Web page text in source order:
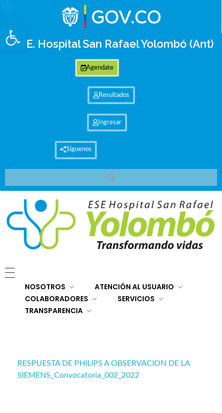
Abrir barra de herramientas
E.S.E. Hospital San Rafael Yolombó (Ant)
Agendate
Resultados
Ingresar
Síguenos
NOSOTROS
ATENCIÓN AL USUARIO
COLABORADORES
SERVICIOS
TRANSPARENCIA
RESPUESTA DE PHILIPS A OBSERVACION DE LA
SIEMENS_Convocatoria_002_2022